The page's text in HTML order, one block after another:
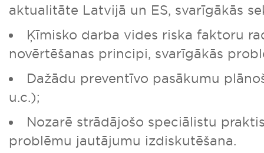
aktualitāte Latvijā un ES, svarīgākās
Ķīmisko darba vides riska faktoru
novērtēšanas principi, svarīgākās
Dažādu preventīvo pasākumu
u.c.);
Nozarē strādājošo speciālistu
problēmu jautājumu izdiskutēšana.